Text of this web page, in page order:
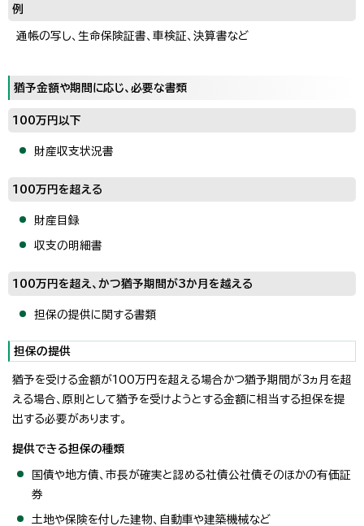
例
通帳の写し、生命保険証書、車検証、決算書など
猶予金額や期間に応じ、必要な書類
100万円以下
財産収支状況書
100万円を超える
財産目録
収支の明細書
100万円を超え、かつ猶予期間が3か月を越える
担保の提供に関する書類
担保の提供
猶予を受ける金額が100万円を超える場合かつ猶予期間が3ヵ月を超
える場合、原則として猶予を受けようとする金額に相当する担保を提
出する必要があります。
提供できる担保の種類
国債や地方債、市長が確実と認める社債公社債そのほかの有価証
券
土地や保険を付した建物、自動車や建築機械など